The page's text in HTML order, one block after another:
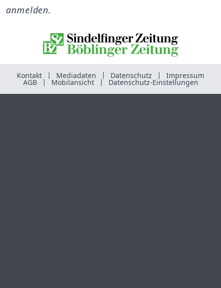
anmelden.
Kontakt Mediadaten Datenschutz Impressum
AGB Mobilansicht Datenschutz-Einstellungen